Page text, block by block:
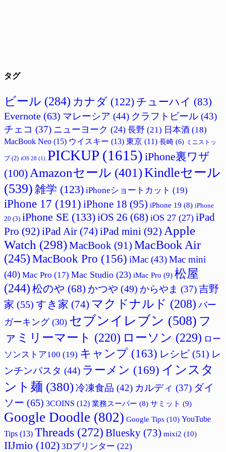
タグ
ビール (284) カナダ (122) チューハイ (83)
Evernote (63) マレーシア (44) クラフトビール (43)
チェコ (37) ニューヨーク (24) 長野 (21) 日本酒 (18)
MacBook Neo (15) ウイスキー (13) 東京 (11) 長崎 (6) ミニストッ
プ(2) iOS 28 (1) PICKUP (1615) iPhone裏ワザ
(100) Amazonセール (401)Kindleセール
(539) 雑学 (123) iPhoneショートカット (19)
iPhone 17 (191) iPhone 18 (95) iPhone 19 (8) iPhone
20 (3) iPhone SE (133)iOS 26 (68) iOS 27 (27) iPad
Pro (92) iPad Air (74) iPad mini (92) Apple
Watch (298)MacBook (91) MacBook Air
(245) MacBook Pro (156) iMac (43)Mac mini
(40) Mac Pro (17) Mac Studio (23) iMac Pro (9) 松屋
(244) 松のや (68) かつや (49) からやま (37)吉野
家 (55) すき家 (74) マクドナルド (208) バー
ガーキング(30) セブンイレブン (508) フ
ァミリーマート (220) ローソン (229) ロー
ソンストア100 (19) キャンプ (163) レシピ (51) レ
ンチンパスタ (44) ラーメン (169) インスタ
ント麺 (380)冷凍食品 (42) カルディ (37) ダイ
ソー (65) 3COINS (12) 業務スーパー (8) サミット (9)
Google Doodle (802) Google Tips (10) YouTube
Tips (13) Threads (272) Bluesky (73) mixi2 (10)
IIJmio (102) 3Dプリンター (22)